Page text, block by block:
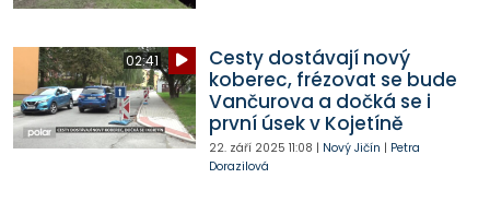
02:41
Cesty dostávají nový
koberec, frézovat se bude
Vančurova a dočká se i
první úsek v Kojetíně
22. září 2025 11:08 | Nový Jičín | Petra
Dorazilová